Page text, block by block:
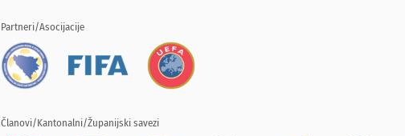
Partneri/Asocijacije
Članovi/Kantonalni/Županijski savezi